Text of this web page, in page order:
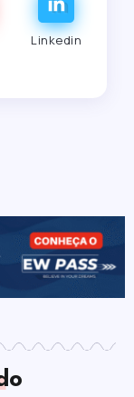
Linkedin